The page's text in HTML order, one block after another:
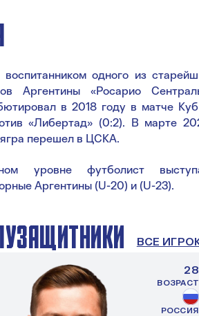
воспитанником одного из
Аргентины «Росарио
в 2018 году в матче
«Либертад» (0:2). В марте
перешел в ЦСКА.
уровне футболист
Аргентины (U-20) и (U-23).
ВСЕ
28
ВОЗРАСТ
РОССИЯ